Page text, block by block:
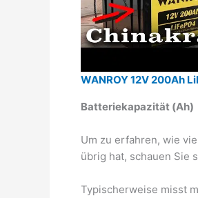
WANROY 12V 200Ah
Batteriekapazität (Ah)
Um zu erfahren, wie
übrig hat, schauen Sie
Typischerweise misst